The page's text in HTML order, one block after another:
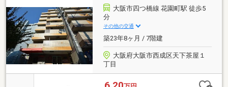
大阪市四つ橋線 花園町駅 徒歩5
分
その他の交通
築23年8ヶ月 / 7階建
大阪府大阪市西成区天下茶屋１
丁目